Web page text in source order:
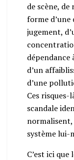
de scène,
forme
jugement,
dépendance
d’un
d’une
Ces
scandale
système lui-
C’est ici